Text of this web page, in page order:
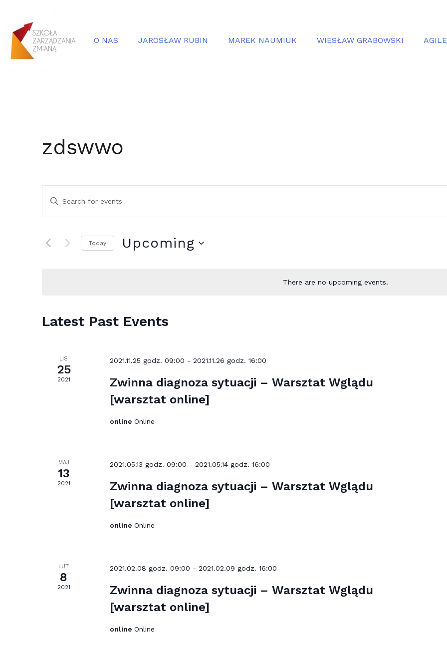
O NAS JAROSŁAW RUBIN MAREK NAUMIUK WIESŁAW GRABOWSKI
There are no upcoming events.
zdswwo
Events
Search
Views
Enter
Events
Today Upcoming
Latest Past Events
LIS
25
2021
2021.11.25 godz. 09:00 - 2021.11.26 godz. 16:00
Zwinna diagnoza sytuacji – Warsztat Wglądu
[warsztat online]
online Online
MAJ
13
2021
2021.05.13 godz. 09:00 - 2021.05.14 godz. 16:00
Zwinna diagnoza sytuacji – Warsztat Wglądu
[warsztat online]
online Online
LUT
8
2021
2021.02.08 godz. 09:00 - 2021.02.09 godz. 16:00
Zwinna diagnoza sytuacji – Warsztat Wglądu
[warsztat online]
online Online